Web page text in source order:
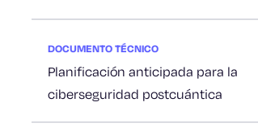
DOCUMENTO TÉCNICO
Planificación anticipada para la
ciberseguridad postcuántica